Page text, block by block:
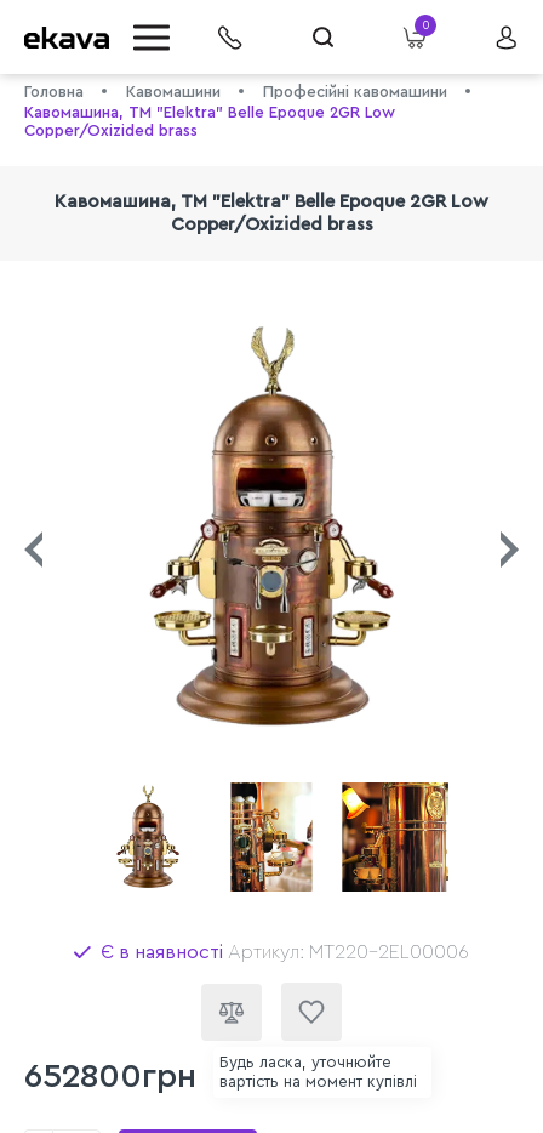
0
Головна Кавомашини
Професійні кавомашини
Кавомашина, ТМ "Elektra" Belle Epoque 2GR Low
Copper/Oxizided brass
Кавомашина, ТМ "Elektra" Belle Epoque 2GR Low
Copper/Oxizided brass
Є в наявності Артикул: MT220-2EL00006
652800грн
Будь ласка, уточнюйте
вартість на момент купівлі